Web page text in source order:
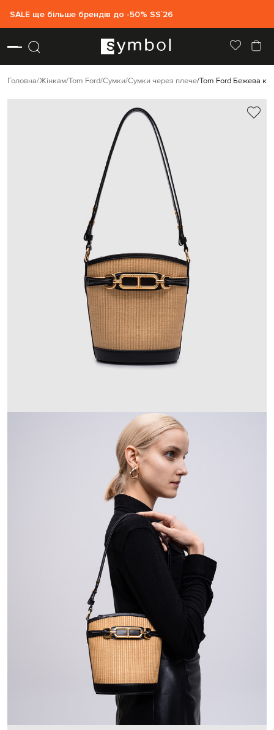
SALE ще більше брендів до -50% SS`26
Головна Жінкам Tom Ford Сумки Сумки через плече Tom Ford Бежева